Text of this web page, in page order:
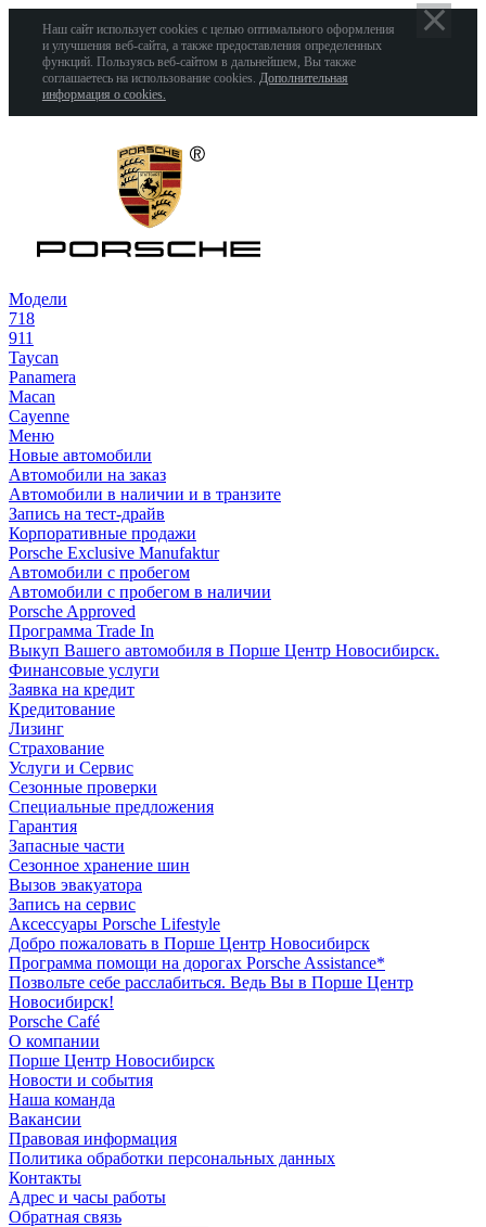
Наш сайт использует cookies с целью оптимального оформления
и улучшения веб-сайта, а также предоставления определенных
функций. Пользуясь веб-сайтом в дальнейшем, Вы также
соглашаетесь на использование cookies. Дополнительная
информация о cookies.
Модели
718
911
Taycan
Panamera
Macan
Cayenne
Меню
Новые автомобили
Автомобили на заказ
Автомобили в наличии и в транзите
Запись на тест-драйв
Корпоративные продажи
Porsche Exclusive Manufaktur
Автомобили с пробегом
Автомобили с пробегом в наличии
Porsche Approved
Программа Trade In
Выкуп Вашего автомобиля в Порше Центр Новосибирск.
Финансовые услуги
Заявка на кредит
Кредитование
Лизинг
Страхование
Услуги и Сервис
Сезонные проверки
Специальные предложения
Гарантия
Запасные части
Сезонное хранение шин
Вызов эвакуатора
Запись на сервис
Аксессуары Porsche Lifestyle
Добро пожаловать в Порше Центр Новосибирск
Программа помощи на дорогах Porsche Assistance*
Позвольте себе расслабиться. Ведь Вы в Порше Центр
Новосибирск!
Porsche Café
О компании
Порше Центр Новосибирск
Новости и события
Наша команда
Вакансии
Правовая информация
Политика обработки персональных данных
Контакты
Адрес и часы работы
Обратная связь